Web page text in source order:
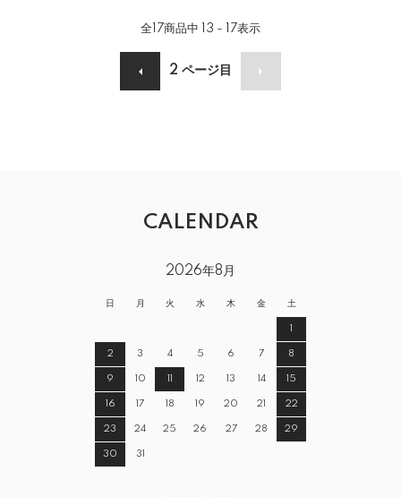
全 17商品中 13 - 17表示
2 ページ目
CALENDAR
2026年8月
日 月 火 水 木 金 土
1
2 3 4 5 6 7 8
9 10 11 12 13 14 15
16 17 18 19 20 21 22
23 24 25 26 27 28 29
30 31